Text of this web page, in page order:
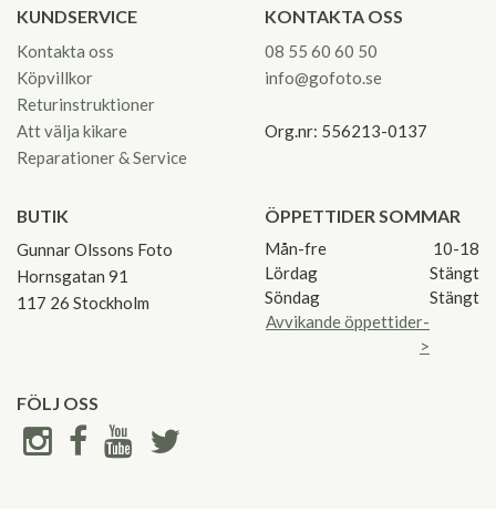
KUNDSERVICE
Kontakta oss
Köpvillkor
Returinstruktioner
Att välja kikare
Reparationer & Service
KONTAKTA OSS
08 55 60 60 50
info@gofoto.se
Org.nr: 556213-0137
BUTIK
Gunnar Olssons Foto
Hornsgatan 91
117 26 Stockholm
ÖPPETTIDER SOMMAR
Mån-fre
10-18
Lördag
Stängt
Söndag
Stängt
Avvikande öppettider-
>
FÖLJ OSS